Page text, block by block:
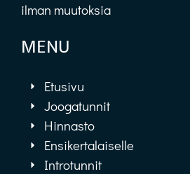
ilman muutoksia
MENU
Etusivu
Joogatunnit
Hinnasto
Ensikertalaiselle
Introtunnit